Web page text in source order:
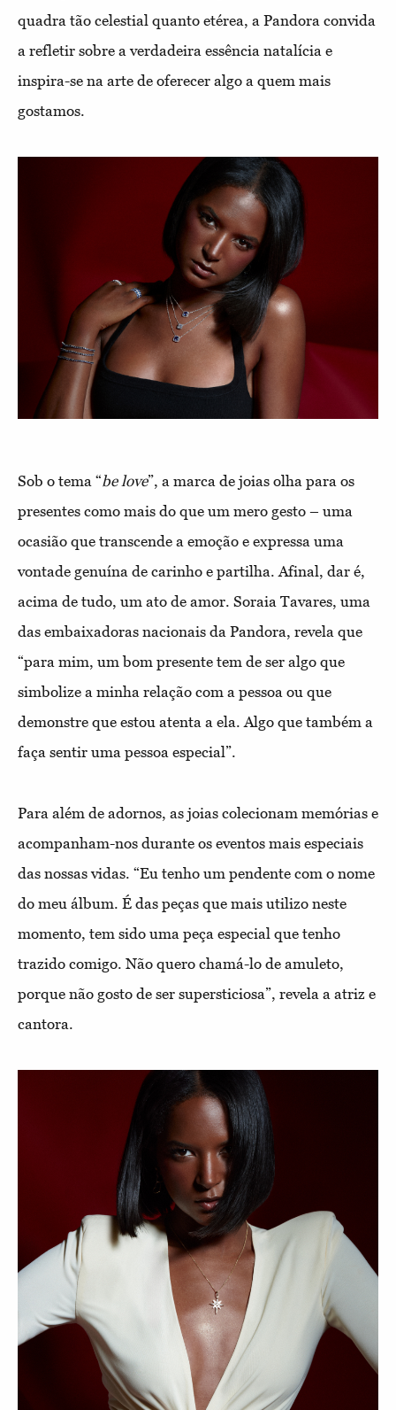
quadra tão celestial quanto etérea, a Pandora convida
a refletir sobre a verdadeira essência natalícia e
inspira-se na arte de oferecer algo a quem mais
gostamos.
Sob o tema “be love”, a marca de joias olha para os
presentes como mais do que um mero gesto – uma
ocasião que transcende a emoção e expressa uma
vontade genuína de carinho e partilha. Afinal, dar é,
acima de tudo, um ato de amor. Soraia Tavares, uma
das embaixadoras nacionais da Pandora, revela que
“para mim, um bom presente tem de ser algo que
simbolize a minha relação com a pessoa ou que
demonstre que estou atenta a ela. Algo que também a
faça sentir uma pessoa especial”.
Para além de adornos, as joias colecionam memórias e
acompanham-nos durante os eventos mais especiais
das nossas vidas. “Eu tenho um pendente com o nome
do meu álbum. É das peças que mais utilizo neste
momento, tem sido uma peça especial que tenho
trazido comigo. Não quero chamá-lo de amuleto,
porque não gosto de ser supersticiosa”, revela a atriz e
cantora.